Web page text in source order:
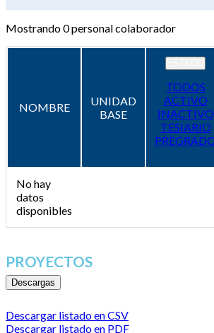
Mostrando0personal colaborador
NOMBRE
UNIDAD
BASE
TODOS
ACTIVO
INACTIVO
TESIARIO
No hay
datos
disponibles
PROYECTOS
Descargas
Descargar listado en CSV
Descargar listado en PDF